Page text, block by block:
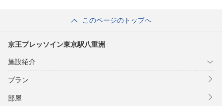
このページのトップへ
京王プレッソイン東京駅八重洲
施設紹介
プラン
部屋